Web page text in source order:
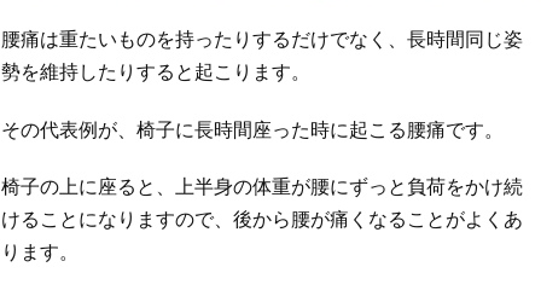
腰痛は重たいものを持ったりするだけでなく、長時間同じ姿
勢を維持したりすると起こります。
その代表例が、椅子に長時間座った時に起こる腰痛です。
椅子の上に座ると、上半身の体重が腰にずっと負荷をかけ続
けることになりますので、後から腰が痛くなることがよくあ
ります。